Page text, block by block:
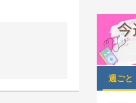
週ごと